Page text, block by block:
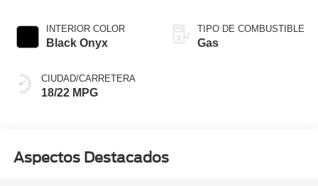
INTERIOR COLOR
Black Onyx
CIUDAD/CARRETERA
18/22 MPG
TIPO DE COMBUSTIBLE
Gas
Aspectos Destacados